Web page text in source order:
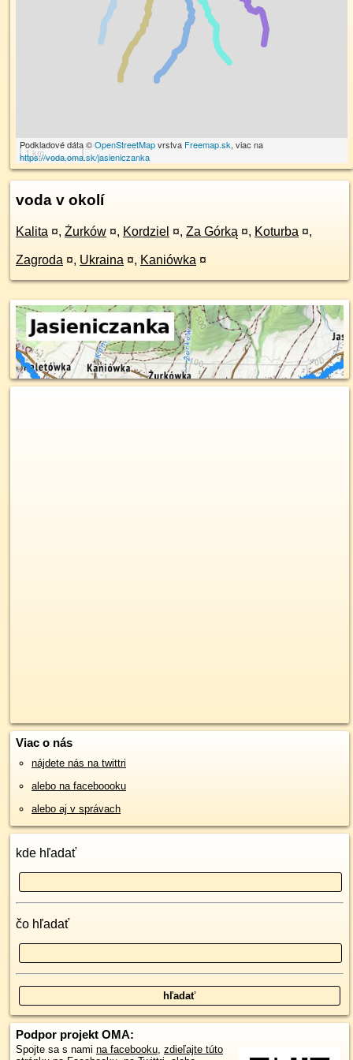
1 km
Podkladové dáta ©OpenStreetMapvrstva Freemap.sk, viac na
https://voda.oma.sk/jasieniczanka
voda v okolí
Kalita ¤, Żurków ¤, Kordziel ¤, Za Górką ¤, Koturba ¤,
Zagroda ¤, Ukraina ¤, Kaniówka ¤
Viac o nás
nájdete nás na twittri
alebo na faceboooku
alebo aj v správach
kde hľadať
čo hľadať
Podpor projekt OMA:
Spojte sa s nami na facebooku, zdieľajte túto